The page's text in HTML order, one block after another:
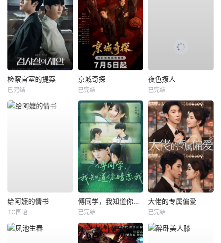
检察官室的提案
已完结
京城奇探
已完结
夜色撩人
已完结
给阿嬷的情书
TC国语
傅同学，我知道你暗恋我
已完结
大佬的专属偏爱
已完结